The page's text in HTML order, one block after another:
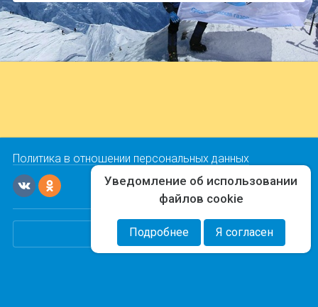
Типовые формы
Куда обратиться
Политика в отношении персональных данных
"Команда-А"
Уведомление об использовании
файлов cookie
Подробнее Я согласен